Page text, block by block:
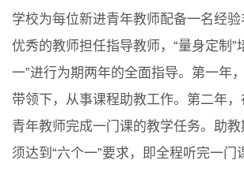
学校为每位新进青年教师配备一名经
优秀的教师担任指导教师，“量身定制”
一”进行为期两年的全面指导。第一年
带领下，从事课程助教工作。第二年，
青年教师完成一门课的教学任务。助
须达到“六个一”要求，即全程听完一门